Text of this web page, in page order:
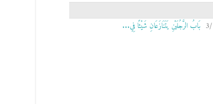
بَابُ الرَّجُلَيْنِ يَتَنَازَعَانِ شَيْئًا فِي...